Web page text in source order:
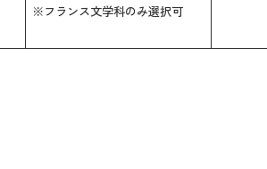
※フランス文学科のみ選択可